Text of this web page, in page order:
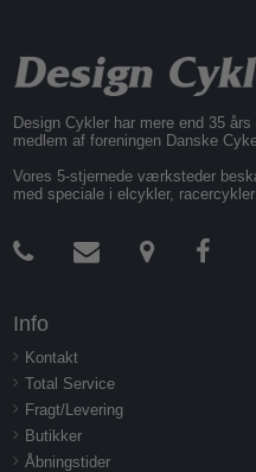
Design Cykler har mere end 35
medlem af foreningen Danske
Vores 5-stjernede værksteder
med speciale i elcykler,
Info
Kontakt
Total Service
Fragt/Levering
Butikker
Åbningstider